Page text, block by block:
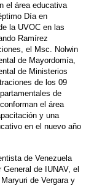
el área educativa
Día en
la UVOC en las
Ramírez
el Msc. Nolwin
de Mayordomía,
de Ministerios
de los 09
de
el área
y una
en el nuevo año
de Venezuela
de IUNAV, el
de Vergara y